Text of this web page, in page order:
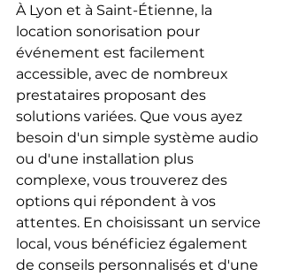
À Lyon et à Saint-Étienne, la
location sonorisation pour
événement est facilement
accessible, avec de nombreux
prestataires proposant des
solutions variées. Que vous ayez
besoin d'un simple système audio
ou d'une installation plus
complexe, vous trouverez des
options qui répondent à vos
attentes. En choisissant un service
local, vous bénéficiez également
de conseils personnalisés et d'une